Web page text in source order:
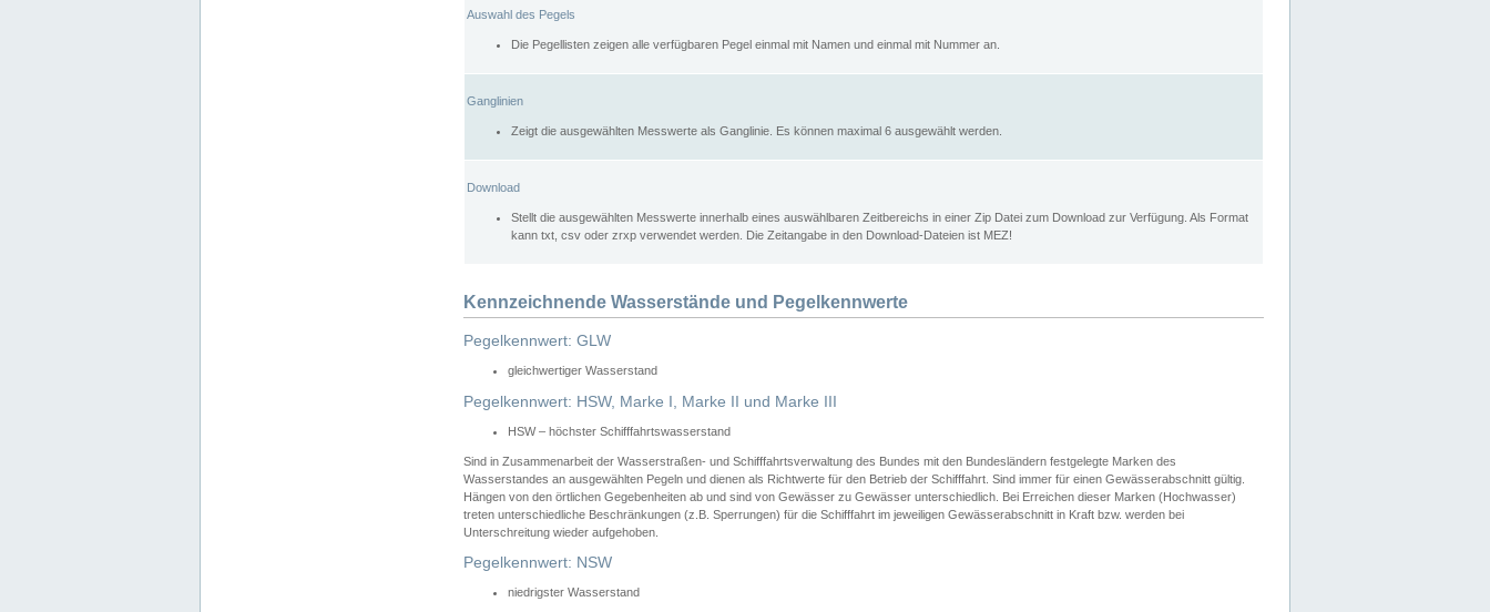
Auswahl des Pegels
Die Pegellisten zeigen alle verfügbaren Pegel einmal mit Namen und einmal mit Nummer an.
Ganglinien
Zeigt die ausgewählten Messwerte als Ganglinie. Es können maximal 6 ausgewählt werden.
Download
Stellt die ausgewählten Messwerte innerhalb eines auswählbaren Zeitbereichs in einer Zip Datei zum Download zur Verfügung. Als Format
kann txt, csv oder zrxp verwendet werden. Die Zeitangabe in den Download-Dateien ist MEZ!
Kennzeichnende Wasserstände und Pegelkennwerte
Pegelkennwert: GLW
gleichwertiger Wasserstand
Pegelkennwert: HSW, Marke I, Marke II und Marke III
HSW – höchster Schifffahrtswasserstand
Sind in Zusammenarbeit der Wasserstraßen- und Schifffahrtsverwaltung des Bundes mit den Bundesländern festgelegte Marken des
Wasserstandes an ausgewählten Pegeln und dienen als Richtwerte für den Betrieb der Schifffahrt. Sind immer für einen Gewässerabschnitt gültig.
Hängen von den örtlichen Gegebenheiten ab und sind von Gewässer zu Gewässer unterschiedlich. Bei Erreichen dieser Marken (Hochwasser)
treten unterschiedliche Beschränkungen (z.B. Sperrungen) für die Schifffahrt im jeweiligen Gewässerabschnitt in Kraft bzw. werden bei
Unterschreitung wieder aufgehoben.
Pegelkennwert: NSW
niedrigster Wasserstand